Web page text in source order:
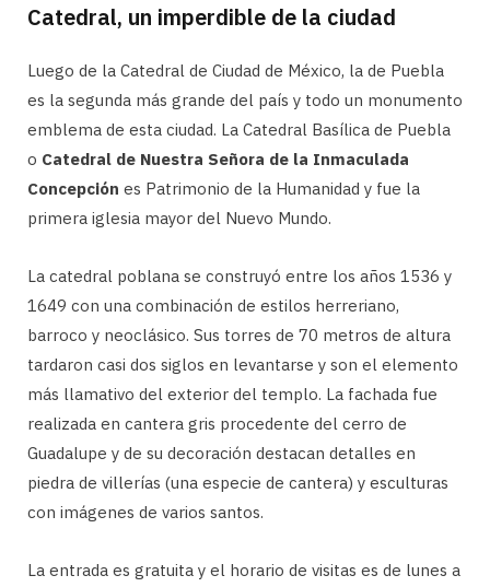
Catedral, un imperdible de la ciudad
Luego de la Catedral de Ciudad de México, la de Puebla
es la segunda más grande del país y todo un monumento
emblema de esta ciudad. La Catedral Basílica de Puebla
o Catedral de Nuestra Señora de la Inmaculada
Concepción es Patrimonio de la Humanidad y fue la
primera iglesia mayor del Nuevo Mundo.
La catedral poblana se construyó entre los años 1536 y
1649 con una combinación de estilos herreriano,
barroco y neoclásico. Sus torres de 70 metros de altura
tardaron casi dos siglos en levantarse y son el elemento
más llamativo del exterior del templo. La fachada fue
realizada en cantera gris procedente del cerro de
Guadalupe y de su decoración destacan detalles en
piedra de villerías (una especie de cantera) y esculturas
con imágenes de varios santos.
La entrada es gratuita y el horario de visitas es de lunes a